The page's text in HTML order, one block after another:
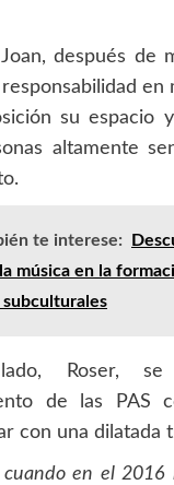
después de
en
su espacio
altamente
te interese:
música en la
Roser, se
de las PAS
con una dilatada
cuando en el 2016